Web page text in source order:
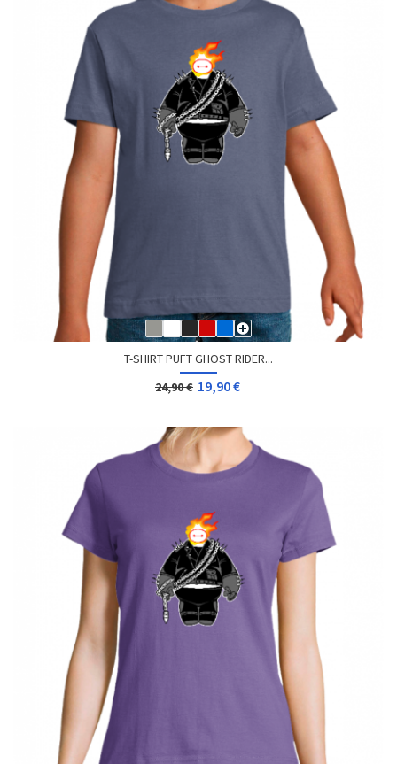
T-SHIRT PUFT GHOST RIDER...
24,90 € 19,90 €